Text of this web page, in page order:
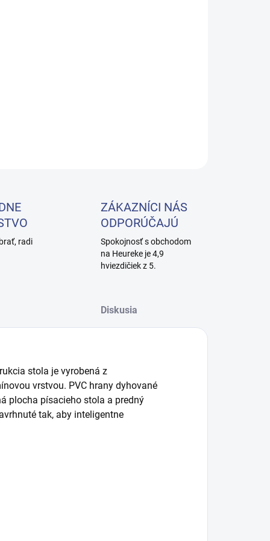
radi
ZÁKAZNÍCI NÁS
ODPORÚČAJÚ
Spokojnosť s obchodom
na Heureke je 4,9
hviezdičiek z 5.
Diskusia
stola je vyrobená z
vrstvou. PVC hrany dyhované
plocha písacieho stola a predný
tak, aby inteligentne